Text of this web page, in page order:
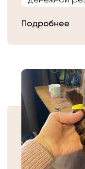
Подробнее